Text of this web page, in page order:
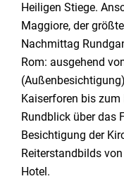
Heiligen Stiege.
Maggiore, der
Nachmittag
Rom: ausgehend
Kaiserforen bis zum
Rundblick über das
Besichtigung der
Reiterstandbilds
Hotel.